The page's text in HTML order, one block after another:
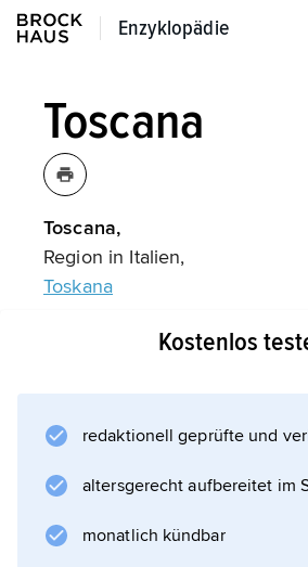
Enzyklopädie
Enzyklopädie
Toscana
Toscana,
Region in Italien,
Toskana
Informationen zum
Kostenlos
redaktionell geprüfte und
altersgerecht aufbereitet im
monatlich kündbar